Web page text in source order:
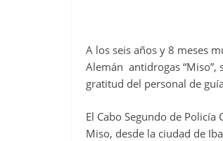
A los seis años y 8 meses
Alemán antidrogas
gratitud del personal de
El Cabo Segundo de
Miso, desde la ciudad de